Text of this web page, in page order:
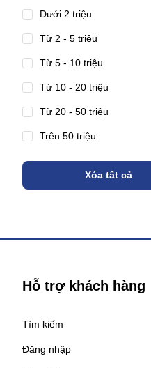
Dưới 2 triệu
Từ 2 - 5 triệu
Từ 5 - 10 triệu
Từ 10 - 20 triệu
Từ 20 - 50 triệu
Trên 50 triệu
Xóa tất cả
Hỗ trợ khách hàng
Tìm kiếm
Đăng nhập